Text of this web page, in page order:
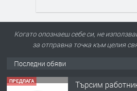
Когато опознаеш себе си, не
за отправна точка към целия
Последни обяви
ПРЕДЛАГА
Търсим